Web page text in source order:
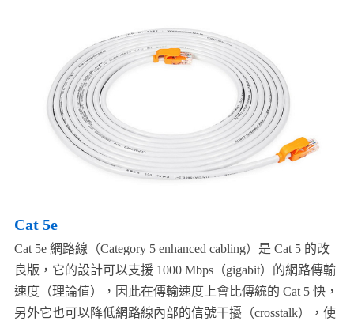
Cat 5e
Cat 5e 網路線（Category 5 enhanced cabling）是 Cat 5 的改
良版，它的設計可以支援 1000 Mbps（gigabit）的網路傳輸
速度（理論值），因此在傳輸速度上會比傳統的 Cat 5 快，
另外它也可以降低網路線內部的信號干擾（crosstalk），使